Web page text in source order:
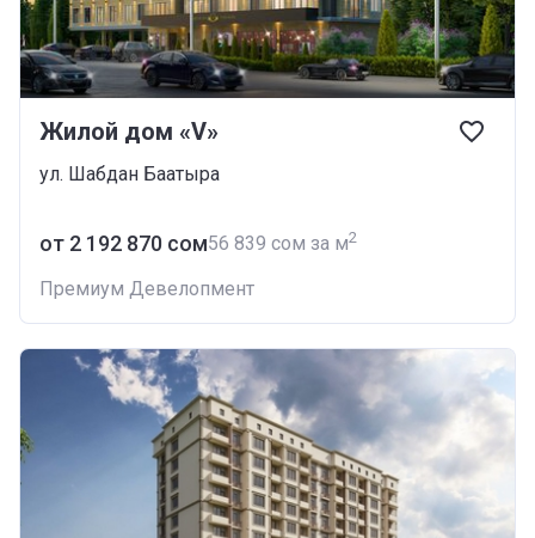
Жилой дом «V»
ул. Шабдан Баатыра
от ‍2 192 870 сом‍56 839 сом за м2
Премиум Девелопмент